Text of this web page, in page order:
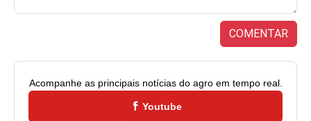
COMENTAR
Acompanhe as principais notícias do agro em tempo real.
Youtube